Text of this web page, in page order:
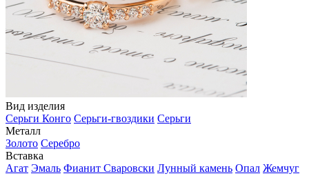
Вид изделия
Серьги Конго Серьги-гвоздики Серьги
Металл
Золото Серебро
Вставка
Агат Эмаль Фианит Сваровски Лунный камень Опал Жемчуг